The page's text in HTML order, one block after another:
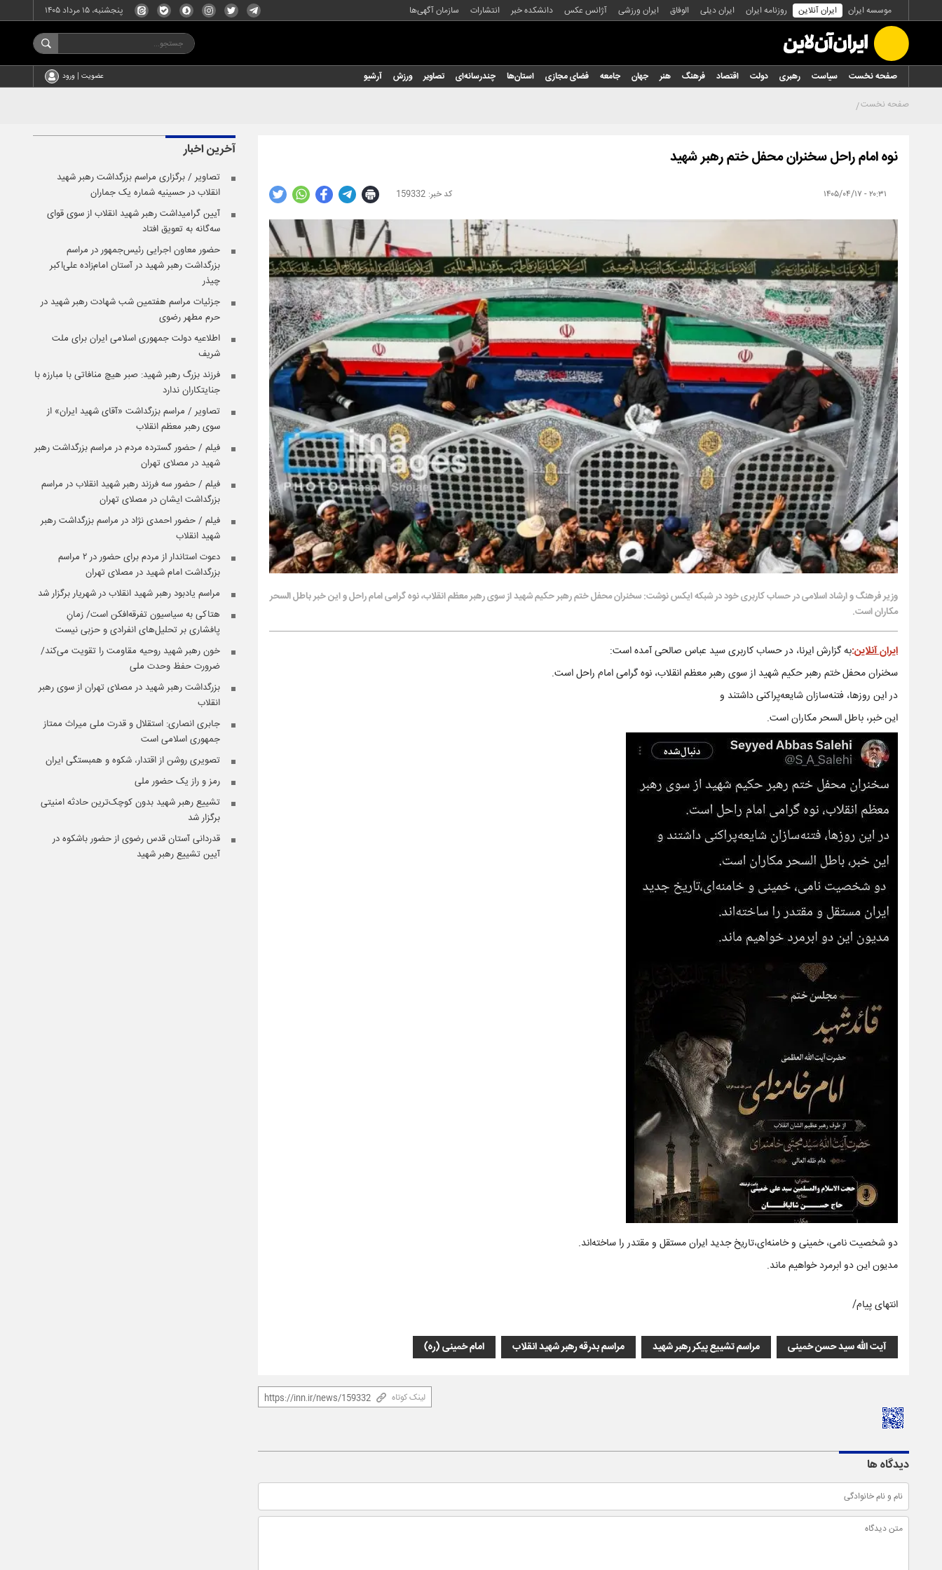
موسسه ایران ایران آنلاین روزنامه ایران ایران دیلی الوفاق ایران ورزشی آژانس عکس دانشکده خبر انتشارات سازمان آگهی‌ها پنجشنبه، ۱۵ مرداد ۱۴۰۵
صفحه نخست سیاست رهبری دولت اقتصاد فرهنگ هنر جهان جامعه فضای مجازی استان‌ها چندرسانه‌ای تصاویر ورزش آرشیو عضویت | ورود
صفحه نخست
نوه امام راحل سخنران محفل ختم رهبر شهید
۲۰:۳۱ - ۱۴۰۵/۰۴/۱۷ 159332
وزیر فرهنگ و ارشاد اسلامی در حساب کاربری خود در شبکه ایکس نوشت: سخنران محفل ختم رهبر حکیم شهید از سوی رهبر معظم انقلاب، نوه گرامی امام راحل و این خبر باطل السحر
مکاران است.
ایران آنلاین:به گزارش ایرنا، در حساب کاربری سید عباس صالحی آمده است:
سخنران محفل ختم رهبر حکیم شهید از سوی رهبر معظم انقلاب، نوه گرامی امام راحل است.
در این روزها، فتنه‌سازان شایعه‌پراکنی‌ داشتند و
این خبر، باطل السحر مکاران است.
دو شخصیت نامی، خمینی و خامنه‌ای،تاریخ جدید ایران مستقل و مقتدر را ساخته‌اند.
مدیون این دو ابرمرد خواهیم ماند.
انتهای پیام/
آیت الله سید حسن خمینی مراسم تشییع پیکر رهبر شهید مراسم بدرقه رهبر شهید انقلاب امام خمینی (ره)
لینک کوتاه
دیدگاه ها
آخرین اخبار
تصاویر / برگزاری مراسم بزرگداشت رهبر شهید
انقلاب در حسینیه شماره یک جماران
آیین گرامیداشت رهبر شهید انقلاب از سوی قوای
سه‌گانه به تعویق افتاد
حضور معاون اجرایی رئیس‌جمهور در مراسم
بزرگداشت رهبر شهید در آستان امام‌زاده علی‌اکبر
چیذر
جزئیات مراسم هفتمین شب شهادت رهبر شهید در
حرم مطهر رضوی
اطلاعیه دولت جمهوری اسلامی ایران برای ملت
شریف
فرزند بزرگ رهبر شهید: صبر هیچ منافاتی با مبارزه با
جنایتکاران ندارد
تصاویر / مراسم بزرگداشت «آقای شهید ایران» از
سوی رهبر معظم انقلاب
فیلم / حضور گسترده مردم در مراسم بزرگداشت رهبر
شهید در مصلای تهران
فیلم / حضور سه فرزند رهبر شهید انقلاب در مراسم
بزرگداشت ایشان در مصلای تهران
فیلم / حضور احمدی نژاد در مراسم بزرگداشت رهبر
شهید انقلاب
دعوت استاندار از مردم برای حضور در ۲ مراسم
بزرگداشت امام شهید در مصلای تهران
مراسم یادبود رهبر شهید انقلاب در شهریار برگزار شد
هتاکی به سیاسیون تفرقه‌افکن است/ زمانِ
پافشاری بر تحلیل‌های انفرادی و حزبی نیست
خون رهبر شهید روحیه مقاومت را تقویت می‌کند/
ضرورت حفظ وحدت ملی
بزرگداشت رهبر شهید در مصلای تهران از سوی رهبر
انقلاب
جابری انصاری:‌ استقلال و قدرت ملی میراث ممتاز
جمهوری اسلامی است
تصویری روشن از اقتدار، شکوه و همبستگی ایران
رمز و راز یک حضور ملی
تشییع رهبر شهید بدون کوچک‌ترین حادثه امنیتی
برگزار شد
قدردانی آستان قدس رضوی از حضور باشکوه در
آیین تشییع رهبر شهید